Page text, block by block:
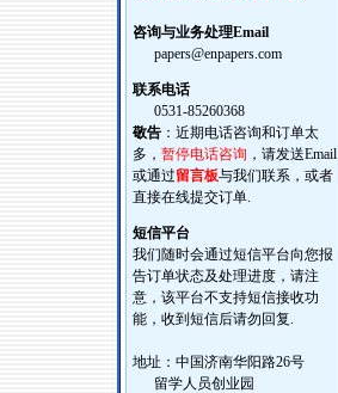
咨询与业务处理Email
papers@enpapers.com
联系电话
0531-85260368
敬告 ：近期电话咨询和订单太
多， 暂停电话咨询 ，请发送Email
或通过留言板与我们联系，或者
直接在线提交订单.
短信平台
我们随时会通过短信平台向您报
告订单状态及处理进度，请注
意，该平台不支持短信接收功
能，收到短信后请勿回复.
地址：中国济南华阳路26号
留学人员创业园